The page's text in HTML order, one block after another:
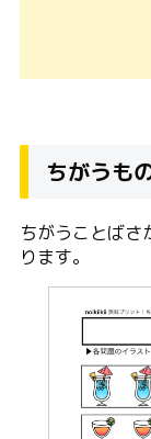
ちがうも
ちがうことば
ります。